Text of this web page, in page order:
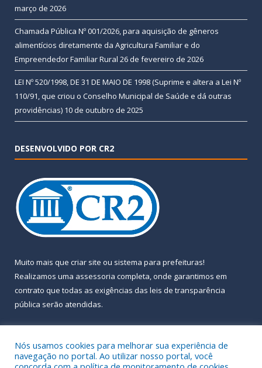
março de 2026
Chamada Pública Nº 001/2026, para aquisição de gêneros
alimentícios diretamente da Agricultura Familiar e do
Empreendedor Familiar Rural 26 de fevereiro de 2026
LEI Nº 520/1998, DE 31 DE MAIO DE 1998 (Suprime e altera a Lei Nº
110/91, que criou o Conselho Municipal de Saúde e dá outras
providências) 10 de outubro de 2025
DESENVOLVIDO POR CR2
Muito mais que criar site ou sistema para prefeituras!
Realizamos uma assessoria completa, onde garantimos em
contrato que todas as exigências das leis de transparência
pública serão atendidas.
Nós usamos cookies para melhorar sua experiência de
navegação no portal. Ao utilizar nosso portal, você